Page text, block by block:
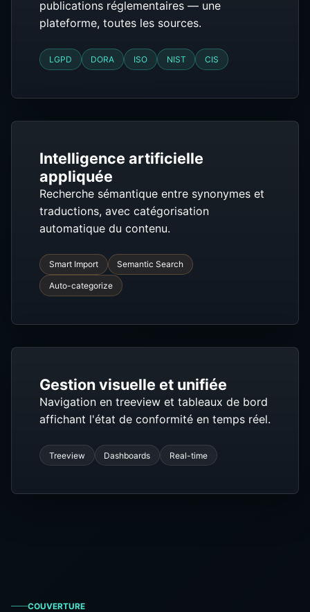
publications réglementaires — une
plateforme, toutes les sources.
LGPD DORA ISO NIST CIS
Intelligence artificielle
appliquée
Recherche sémantique entre synonymes et
traductions, avec catégorisation
automatique du contenu.
Smart Import Semantic Search
Auto-categorize
Gestion visuelle et unifiée
Navigation en treeview et tableaux de bord
affichant l'état de conformité en temps réel.
Treeview Dashboards Real-time
COUVERTURE